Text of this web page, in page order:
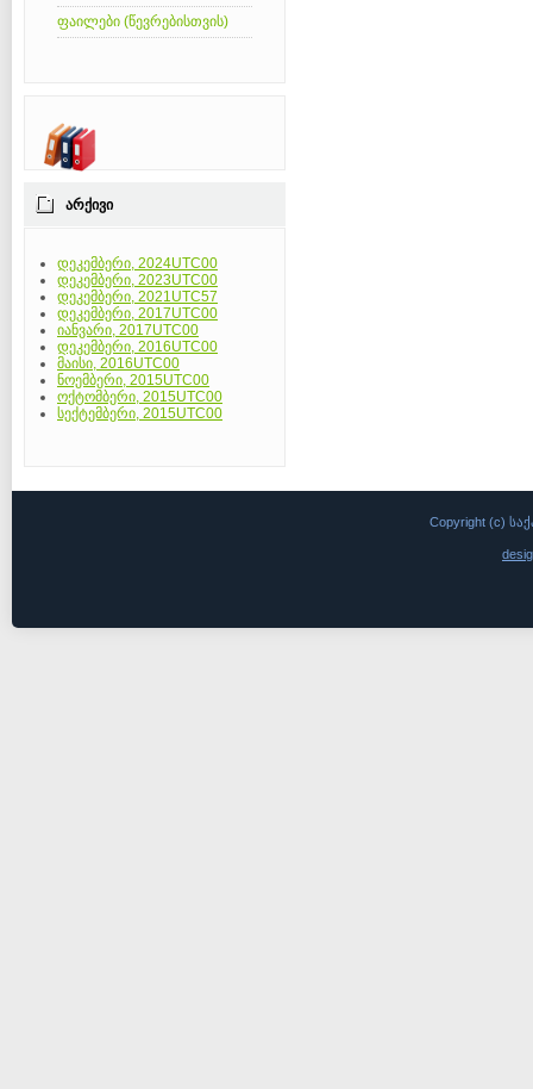
ფაილები (წევრებისთვის)
ᲐᲠᲥᲘᲕᲘ
დეკემბერი, 2024UTC00
დეკემბერი, 2023UTC00
დეკემბერი, 2021UTC57
დეკემბერი, 2017UTC00
იანვარი, 2017UTC00
დეკემბერი, 2016UTC00
მაისი, 2016UTC00
ნოემბერი, 2015UTC00
ოქტომბერი, 2015UTC00
სექტემბერი, 2015UTC00
Copyright (c)